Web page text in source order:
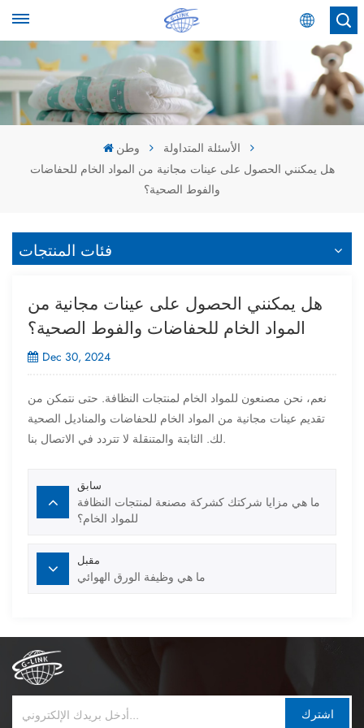
عربي
English
عربي
وطن
الأسئلة المتداولة
هل يمكنني الحصول على عينات مجانية من المواد الخام للحفاضات
والفوط الصحية؟
فئات المنتجات
هل يمكنني الحصول على عينات مجانية من
المواد الخام للحفاضات والفوط الصحية؟
Dec 30, 2024
نعم، نحن مصنعون للمواد الخام لمنتجات النظافة. حتى نتمكن من
تقديم عينات مجانية من المواد الخام للحفاضات والمناديل الصحية
لك. الثابتة والمتنقلة لا تتردد في الاتصال بنا.
سابق
ما هي مزايا شركتك كشركة مصنعة لمنتجات النظافة
للمواد الخام؟
مقبل
ما هي وظيفة الورق الهوائي
اشترك